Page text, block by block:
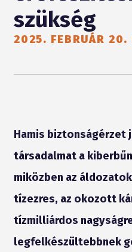
szükség
2025. FEBRUÁR 20.
Hamis biztonságérzet
társadalmat a
miközben az
tízezres, az okozott
tízmilliárdos
legfelkészültebbnek